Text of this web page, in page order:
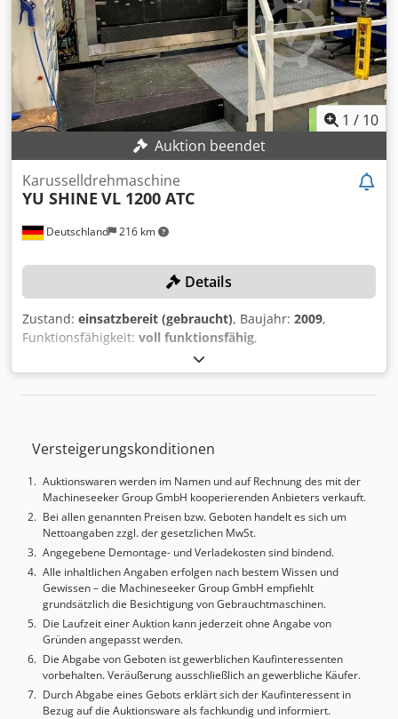
1 / 10
Auktion beendet
Deutschland 216 km
Karusselldrehmaschine
YU SHINE VL 1200 ATC
Details
Zustand: einsatzbereit (gebraucht), Baujahr: 2009,
Funktionsfähigkeit: voll funktionsfähig,
Maschinen-/Fahrzeugnummer:
mm, Werkstückgewicht (max.):5.000 kg,
Drehdurchmesser:1.600 mm, Durchmesser der
mm Max. Drehmoment an Planscheibe: 12.500 Nm
Max. Werkstückgewicht: 5.000 kg Drehzahl Tisch: 2 - 300
U/min Verfahrweg X-Achse: 1.475 mm Verfahrweg Z-Achse:
900 mm Eilgang: 10 m/min Spindelkonus: ISO BT50 Anzahl
der Werkzeugplätze: 12 pos. MASCHINEN-DETAILS
Steuerung: Fanuc 0i-TD Gesamtleistung: 75 kW
Abmessungen & Gewicht Raumbedarf: ca. 4,7 x 5,8 x 5,5 m
Maschinengewicht: ca. 32 t Crsdpfx Agezb Uy Te Tjf
AUSSTATTUNG Werkzeugwechselmagazin für 12
Drehwerkzeuge mit BT 50 Aufnahme Hinweis: Die 5.000 €
für Demontage und Verladung gelten für die Vorbereitung
von EU-Transport. Die Vorbereitung für Seetransport ist
möglich, Kosten auf Anfrage.
Versteigerungskonditionen
Auktionswaren werden im Namen und auf Rechnung des mit der
Machineseeker Group GmbH kooperierenden Anbieters verkauft.
Bei allen genannten Preisen bzw. Geboten handelt es sich um
Nettoangaben zzgl. der gesetzlichen MwSt.
Angegebene Demontage- und Verladekosten sind bindend.
Alle inhaltlichen Angaben erfolgen nach bestem Wissen und
Gewissen – die Machineseeker Group GmbH empfiehlt
grundsätzlich die Besichtigung von Gebrauchtmaschinen.
Die Laufzeit einer Auktion kann jederzeit ohne Angabe von
Gründen angepasst werden.
Die Abgabe von Geboten ist gewerblichen Kaufinteressenten
vorbehalten. Veräußerung ausschließlich an gewerbliche Käufer.
Durch Abgabe eines Gebots erklärt sich der Kaufinteressent in
Bezug auf die Auktionsware als fachkundig und informiert.